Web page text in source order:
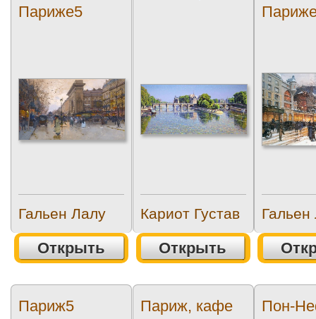
Париже5
Гальен Лалу
Открыть
Кариот Густав
Открыть
Гальен
Париж5
Париж, кафе
Пон-